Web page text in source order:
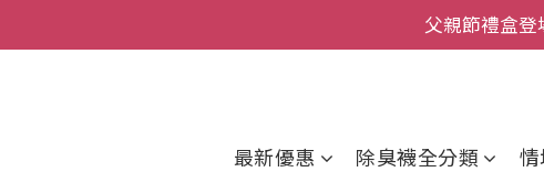
全館$800
父親節禮盒登
全館
最新優惠 除臭襪全分類